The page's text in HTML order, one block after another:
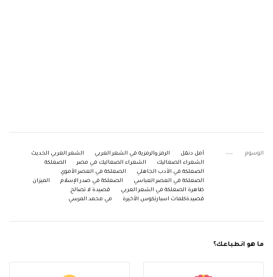
الوسوم أمل دنقل الرمز والرمزية في الشعر العربي
الشعر العربي الحديث
الشعراء الصعاليك
الشعراء الصعاليك في مصر
الصعلكة
الصعلكة في الأدب الجاهلي
الصعلكة في العصر الأموي
الصعلكة في العصر العباسي
الصعلكة في صدر الإسلام
الميزان
ظاهرة الصعلكة في الشعر العربي
قصيدة لا تصالح
قصيدةكلمات اسبارتكوس الأخيرة
مي محمد المرسي
ما هو انطباعك؟